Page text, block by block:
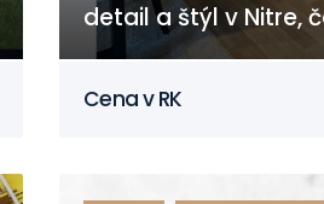
detail a štýl v Nitre,
Cena v RK